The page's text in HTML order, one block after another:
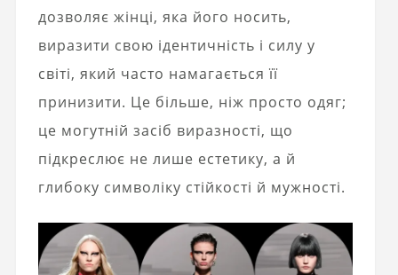
дозволяє жінці, яка його носить,
виразити свою ідентичність і силу у
світі, який часто намагається її
принизити. Це більше, ніж просто одяг;
це могутній засіб виразності, що
підкреслює не лише естетику, а й
глибоку символіку стійкості й мужності.